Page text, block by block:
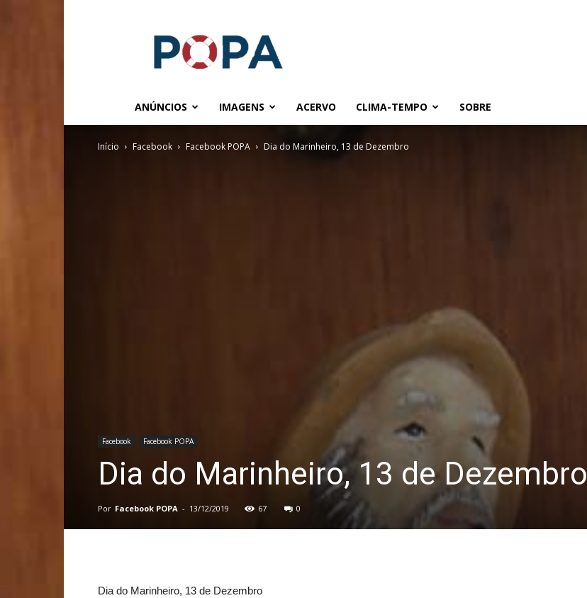
ANÚNCIOS IMAGENS ACERVO CLIMA-TEMPO SOBRE
Início Facebook Facebook POPA Dia do Marinheiro, 13 de Dezembro
Facebook Facebook POPA
Dia do Marinheiro, 13 de Dezembro
Por Facebook POPA - 13/12/2019 67 0
Dia do Marinheiro, 13 de Dezembro